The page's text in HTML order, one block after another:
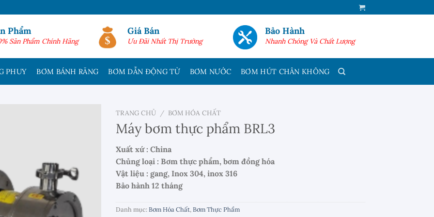
Phẩm
Sản Phẩm Chính Hãng
Giá Bán
Ưu Đãi Nhất Thị Trường
Bảo Hành
Nhanh Chóng Và Chất Lượng
PHUY BƠM BÁNH RĂNG BƠM DẪN ĐỘNG TỪ BƠM NƯỚC BƠM HÚT CHÂN KHÔNG
TRANG CHỦ / BƠM HÓA CHẤT
Máy bơm thực phẩm BRL3
Xuất xứ : China
Chủng loại : Bơm thực phẩm, bơm đồng hóa
Vật liệu : gang, Inox 304, inox 316
Bảo hành 12 tháng
Danh mục:Bơm Hóa Chất,Bơm Thực Phẩm